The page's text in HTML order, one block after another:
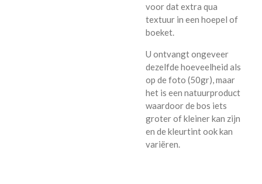
voor dat extra qua
textuur in een hoepel of
boeket.
U ontvangt ongeveer
dezelfde hoeveelheid als
op de foto (50gr), maar
het is een natuurproduct
waardoor de bos iets
groter of kleiner kan zijn
en de kleurtint ook kan
variëren.